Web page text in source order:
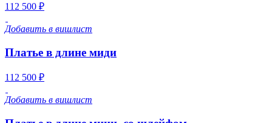
112 500 ₽
Добавить в вишлист
Платье в длине миди
112 500 ₽
Добавить в вишлист